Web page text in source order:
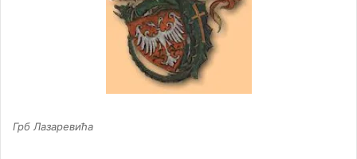
Грб Лазаревића